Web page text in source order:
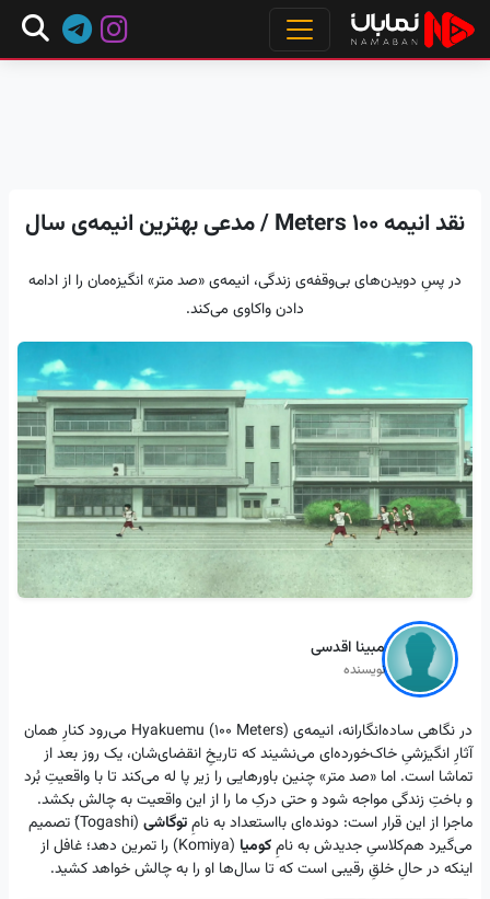
نقد انیمه 100 Meters / مدعی بهترین انیمه‌ی سال
در پسِ دویدن‌های بی‌وقفه‌ی زندگی، انیمه‌ی «صد متر» انگیزه‌مان را از ادامه
دادن واکاوی می‌کند.
مبینا اقدسی
نویسنده
در نگاهی ساده‌انگارانه، انیمه‌ی Hyakuemu (100 Meters) می‌رود کنارِ همان
آثارِ انگیزشی‌ِ خاک‌‎خورده‌ای می‌نشیند که تاریخِ انقضای‌شان، یک روز بعد از
تماشا است. اما «صد متر» چنین باورهایی را زیر پا له می‌کند تا با واقعیتِ بُرد
و باختِ زندگی مواجه شود و حتی درک‌ِ ما را از این واقعیت به چالش بکشد.
ماجرا از این قرار است: دونده‌ای بااستعداد به نامِتوگاشی
(Togashi)ُ تصمیم
می‌گیرد هم‌کلاسیِ جدیدش به نامِکومیا
(Komiya) را تمرین دهد؛ غافل از
اینکه در حالِ خلقِ رقیبی است که تا سال‌ها او را به چالش خواهد کشید.